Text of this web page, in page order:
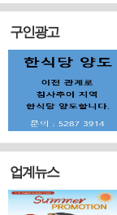
구인광고
업계뉴스